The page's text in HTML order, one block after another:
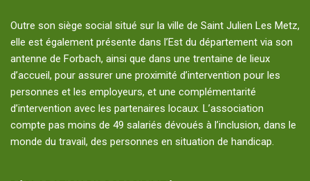
Outre son siège social situé sur la ville de Saint Julien Les Metz,
elle est également présente dans l’Est du département via son
antenne de Forbach, ainsi que dans une trentaine de lieux
d’accueil, pour assurer une proximité d’intervention pour les
personnes et les employeurs, et une complémentarité
d’intervention avec les partenaires locaux. L’association
compte pas moins de 49 salariés dévoués à l’inclusion, dans le
monde du travail, des personnes en situation de handicap.